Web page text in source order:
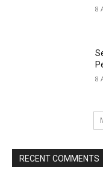
8
8
RECENT COMMENTS